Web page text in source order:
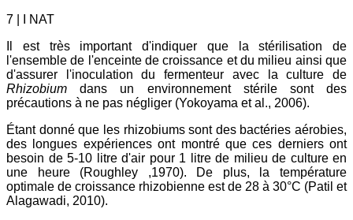
7 | I NAT
Il est très important d'indiquer que la stérilisation de
l'ensemble de l'enceinte de croissance et du milieu ainsi que
d'assurer l'inoculation du fermenteur avec la culture de
Rhizobiumdans un environnement stérile sont des
précautions à ne pas négliger (Yokoyama et al., 2006).
Étant donné que les rhizobiums sont des bactéries aérobies,
des longues expériences ont montré que ces derniers ont
besoin de 5-10 litre d'air pour 1 litre de milieu de culture en
une heure (Roughley ,1970). De plus, la température
optimale de croissance rhizobienne est de 28 à 30°C (Patil et
Alagawadi, 2010).